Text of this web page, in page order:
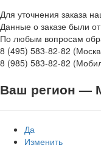
Для уточнения заказа
Данные о заказе были
По любым вопросам
8 (495) 583-82-82
8 (985) 583-82-82
Ваш регион —
Да
Изменить